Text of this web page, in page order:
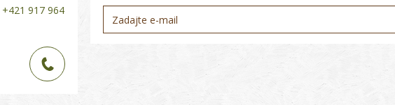
+421 917 964